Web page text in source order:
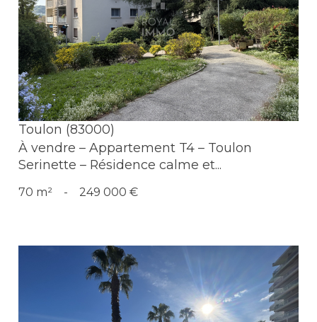
Voir le bien
Toulon (83000)
À vendre – Appartement T4 – Toulon
Serinette – Résidence calme et...
70 m² - 249 000 €